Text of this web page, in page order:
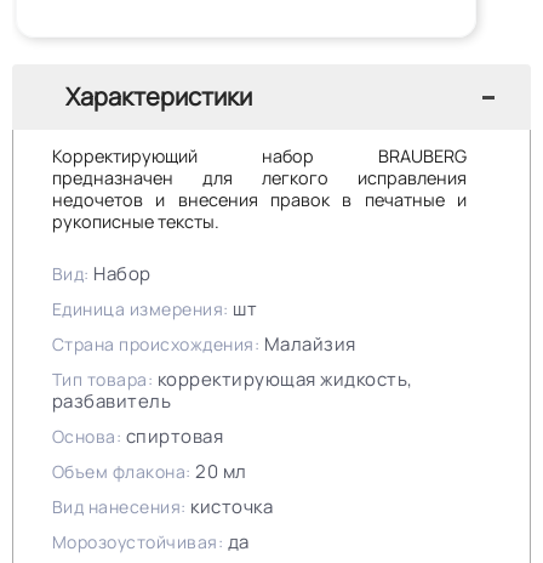
Характеристики
Корректирующий набор BRAUBERG
предназначен для легкого исправления
недочетов и внесения правок в печатные и
рукописные тексты.
Вид: Набор
Единица измерения: шт
Страна происхождения: Малайзия
Тип товара: корректирующая жидкость,
разбавитель
Основа: спиртовая
Объем флакона: 20 мл
Вид нанесения: кисточка
Морозоустойчивая: да